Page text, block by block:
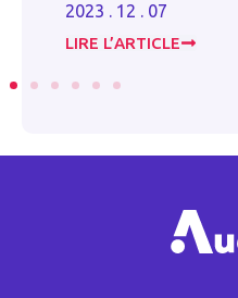
2023 . 12 . 07
LIRE L’ARTICLE